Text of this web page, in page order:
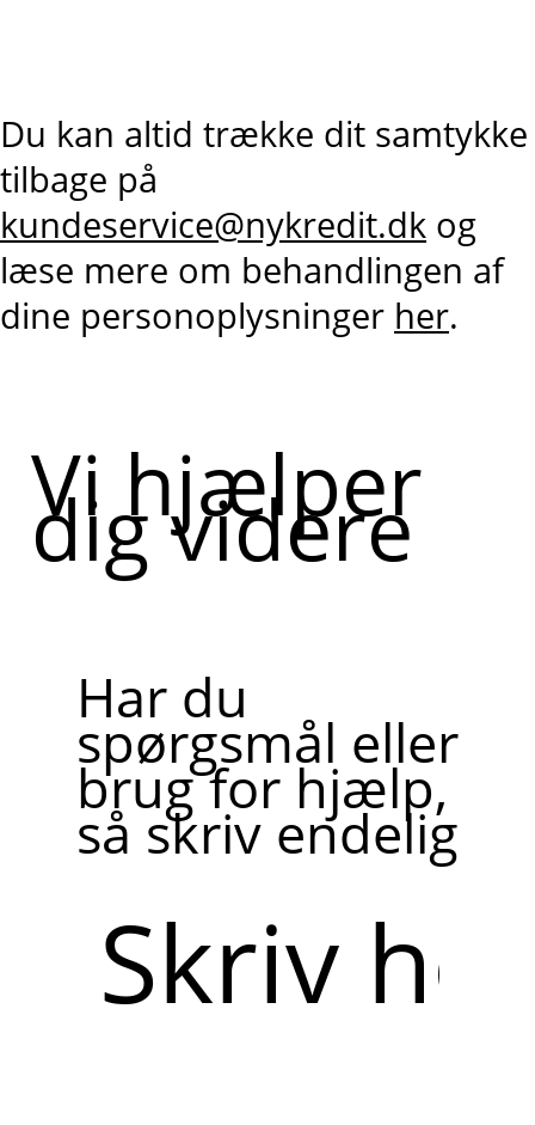
Du kan altid trække dit samtykke
tilbage på
kundeservice@nykredit.dk og
læse mere om behandlingen af
dine personoplysninger her.
Vi hjælper
dig videre
Har du
spørgsmål eller
brug for hjælp,
så skriv endelig
her